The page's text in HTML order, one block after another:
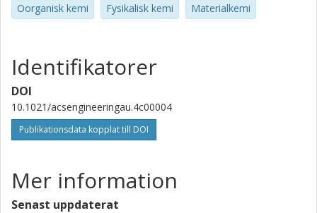
Oorganisk kemi Fysikalisk kemi Materialkemi
Identifikatorer
DOI
10.1021/acsengineeringau.4c00004
Publikationsdata kopplat till DOI
Mer information
Senast uppdaterat